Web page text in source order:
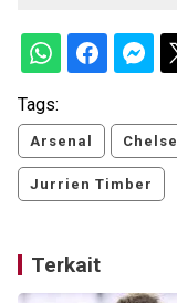
Tags:
Arsenal
Jurrien Timber
Terkait